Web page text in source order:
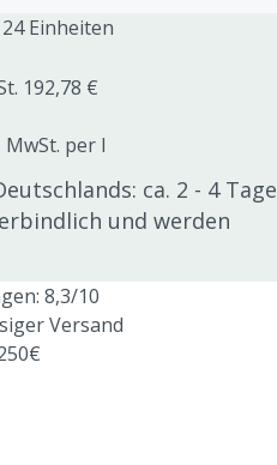
24 Einheiten
192,78 €
per l
ca. 2 - 4 Tage
und werden
8,3/10
Versand